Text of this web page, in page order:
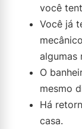
você
Você já
algumas
O
mesmo
Há
casa.